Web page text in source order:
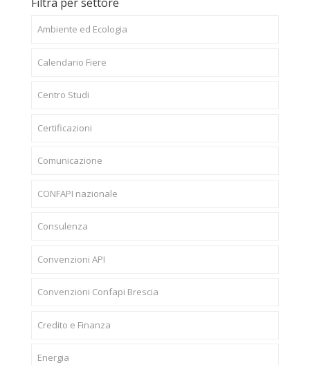
Filtra per settore
Ambiente ed Ecologia
Calendario Fiere
Centro Studi
Certificazioni
Comunicazione
CONFAPI nazionale
Consulenza
Convenzioni API
Convenzioni Confapi Brescia
Credito e Finanza
Energia